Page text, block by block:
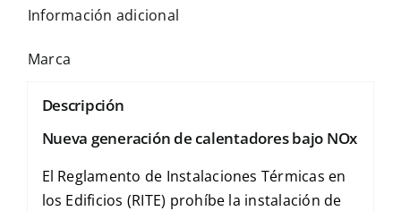
Información adicional
Marca
Descripción
Nueva generación de calentadores bajo NOx
El Reglamento de Instalaciones Térmicas en
los Edificios (RITE) prohíbe la instalación de